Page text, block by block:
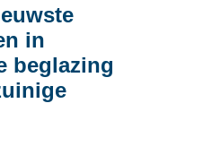
in
beglazing